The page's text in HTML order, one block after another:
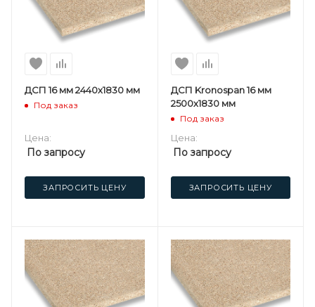
ДСП 16 мм 2440х1830 мм
Под заказ
Цена:
По запросу
ЗАПРОСИТЬ ЦЕНУ
ДСП Kronospan 16 мм
2500х1830 мм
Под заказ
Цена:
По запросу
ЗАПРОСИТЬ ЦЕНУ